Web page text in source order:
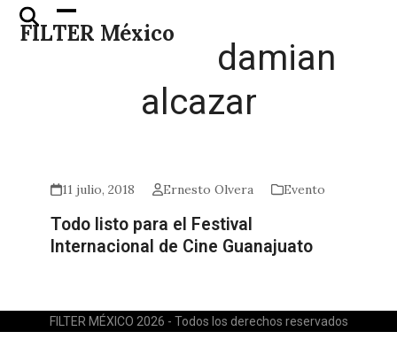
Skip
FILTER México
Open
mobile
Close
mobile
damian
alcazar
11 julio, 2018 Ernesto Olvera Evento
Todo listo para el Festival
Internacional de Cine Guanajuato
FILTER MÉXICO 2026 - Todos los derechos reservados